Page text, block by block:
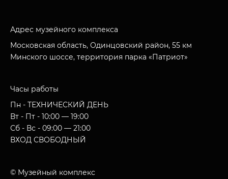
Адрес музейного комплекса
Московская область, Одинцовский район, 55 км
Минского шоссе, территория парка «Патриот»
Часы работы
Пн - ТЕХНИЧЕСКИЙ ДЕНЬ
Вт - Пт - 10:00 — 19:00
Сб - Вс - 09:00 — 21:00
ВХОД СВОБОДНЫЙ
© Музейный комплекс